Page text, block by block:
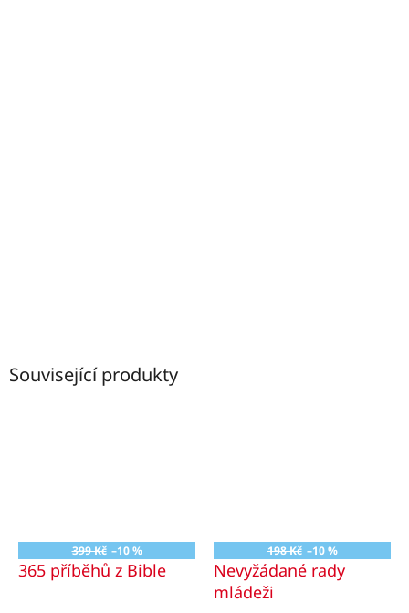
Související produkty
399 Kč –10 %
365 příběhů z Bible
198 Kč –10 %
Nevyžádané rady
mládeži